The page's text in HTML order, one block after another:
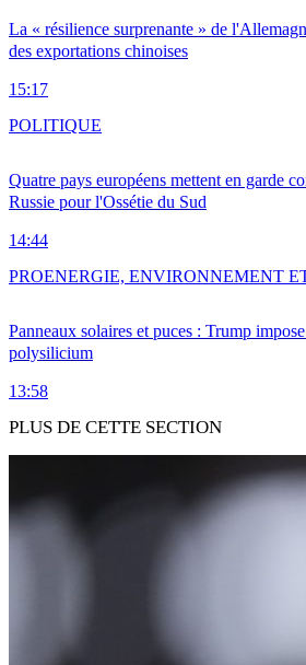
La « résilience surprenante » de
des exportations chinoises
15:17
Quatre pays européens mettent en garde
Russie pour l'Ossétie du Sud
14:44
POLITIQUE
Panneaux solaires et puces : Trump
polysilicium
13:58
PROENERGIE, ENVIRONNEMENT
PLUS DE CETTE SECTION